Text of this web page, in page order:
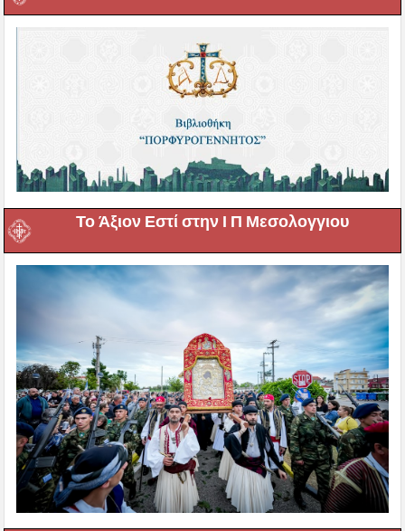
Το Άξιον Εστί στην Ι Π Μεσολογγιου